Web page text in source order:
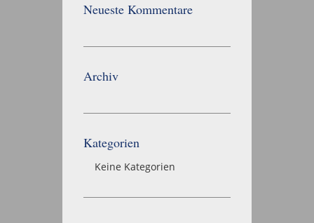
Neueste Kommentare
Archiv
Kategorien
Keine Kategorien